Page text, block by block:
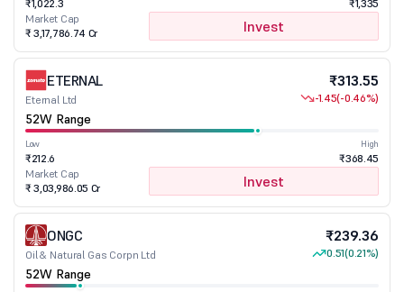
₹1,022.3
₹1,335
Market Cap
₹ 3,17,786.74 Cr
Invest
ETERNAL
Eternal Ltd
₹313.55
-1.45(-0.46%)
52W Range
Low
₹212.6
High
₹368.45
Market Cap
₹ 3,03,986.05 Cr
Invest
ONGC
Oil & Natural Gas Corpn Ltd
₹239.36
0.51(0.21%)
52W Range